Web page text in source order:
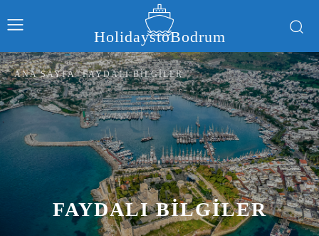
HolidaystoBodrum
ANA SAYFA FAYDALI BILGILER
FAYDALI BILGILER